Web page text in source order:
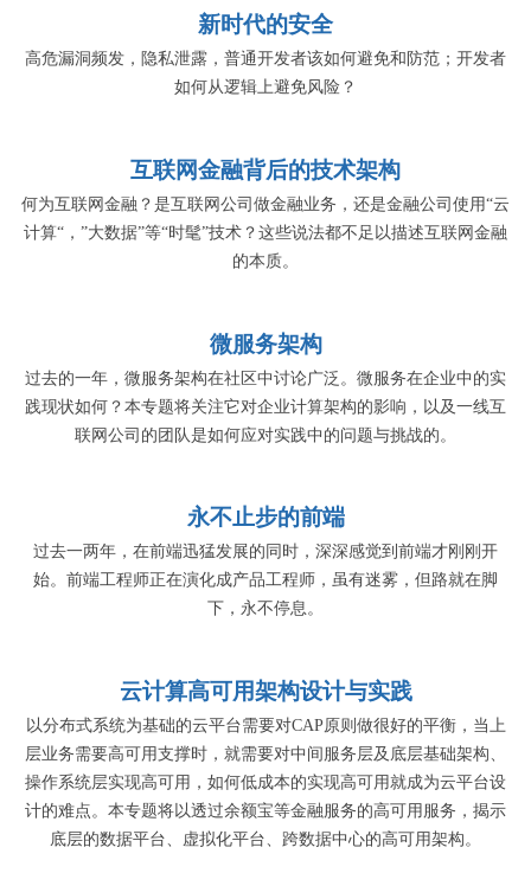
新时代的安全
高危漏洞频发，隐私泄露，普通开发者该如何避免和防范；开发者
如何从逻辑上避免风险？
互联网金融背后的技术架构
何为互联网金融？是互联网公司做金融业务，还是金融公司使用“云
计算“，”大数据”等“时髦”技术？这些说法都不足以描述互联网金融
的本质。
微服务架构
过去的一年，微服务架构在社区中讨论广泛。微服务在企业中的实
践现状如何？本专题将关注它对企业计算架构的影响，以及一线互
联网公司的团队是如何应对实践中的问题与挑战的。
永不止步的前端
过去一两年，在前端迅猛发展的同时，深深感觉到前端才刚刚开
始。前端工程师正在演化成产品工程师，虽有迷雾，但路就在脚
下，永不停息。
云计算高可用架构设计与实践
以分布式系统为基础的云平台需要对CAP原则做很好的平衡，当上
层业务需要高可用支撑时，就需要对中间服务层及底层基础架构、
操作系统层实现高可用，如何低成本的实现高可用就成为云平台设
计的难点。本专题将以透过余额宝等金融服务的高可用服务，揭示
底层的数据平台、虚拟化平台、跨数据中心的高可用架构。